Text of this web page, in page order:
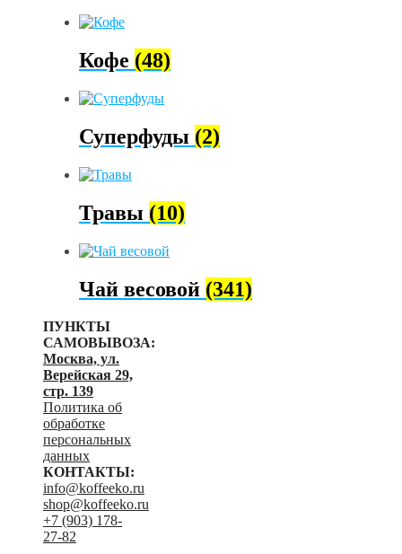
Кофе (48)
Суперфуды (2)
Травы (10)
Чай весовой (341)
ПУНКТЫ
САМОВЫВОЗА:
Москва, ул.
Верейская 29,
стр. 139
Политика об
обработке
персональных
данных
КОНТАКТЫ:
info@koffeeko.ru
shop@koffeeko.ru
‬+7 (903) 178-
27-82